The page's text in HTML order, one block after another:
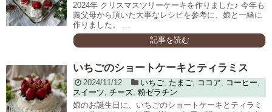
2024年 クリスマスツリーケーキを作りました♪ 今年も
義父母から頂いた大事なレシピを参考に、娘と一緒に
作りました。 ...
記事を読む
いちごのショートケーキとティラミス
2024/11/12 いちご, たまご, ココア, コーヒー,
スイーツ, チーズ, 粉ゼラチン
娘のお誕生日に、いちごのショートケーキとティラミ